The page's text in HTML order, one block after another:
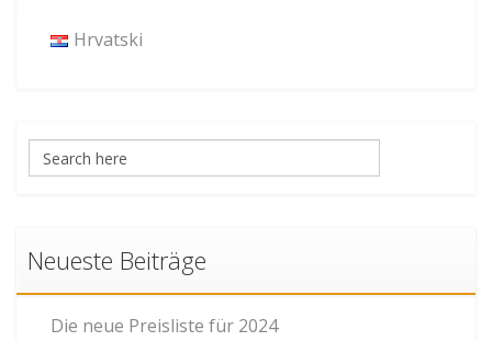
Hrvatski
Neueste Beiträge
Die neue Preisliste für 2024